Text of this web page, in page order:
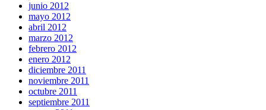
junio 2012
mayo 2012
abril 2012
marzo 2012
febrero 2012
enero 2012
diciembre 2011
noviembre 2011
octubre 2011
septiembre 2011